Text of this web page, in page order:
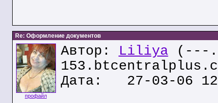
Re: Оформление документов
профайл
Автор: Liliya (---
Дата: 27-03-06